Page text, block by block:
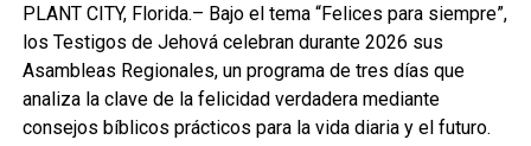
NO TE PIERDAS
Murió un legendario surfista brasileño mientras
desafiaba las olas gigantes de Nazaré en Portugal
PLANT CITY, Florida.– Bajo el tema “Felices para siempre”,
los Testigos de Jehová celebran durante 2026 sus
Asambleas Regionales, un programa de tres días que
analiza la clave de la felicidad verdadera mediante
consejos bíblicos prácticos para la vida diaria y el futuro.